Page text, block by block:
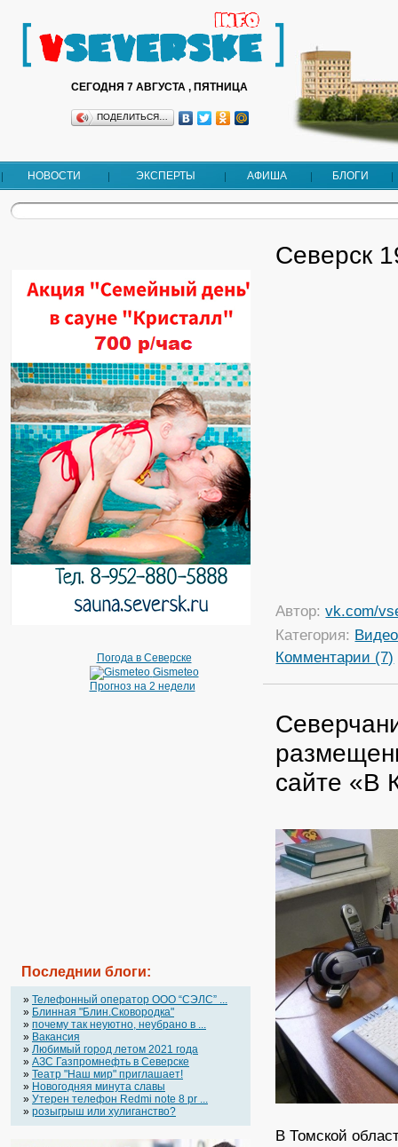
СЕГОДНЯ 7 АВГУСТА , ПЯТНИЦА
ПОДЕЛИТЬСЯ…
НОВОСТИ ЭКСПЕРТЫ АФИША БЛОГИ
Погода в Северске
Gismeteo
Прогноз на 2 недели
Последнии блоги:
» Телефонный оператор OOO “СЭЛС” ...
» Блинная "Блин.Сковородка"
» почему так неуютно, неубрано в ...
» Вакансия
» Любимый город летом 2021 года
» АЗС Газпромнефть в Северске
» Театр "Наш мир" приглашает!
» Новогодняя минута славы
» Утерен телефон Redmi note 8 pr ...
» розыгрыш или хулиганство?
Северск
Автор:vk.com/
Категория: Видео
Комментарии (7)
сайте «В
В Томской